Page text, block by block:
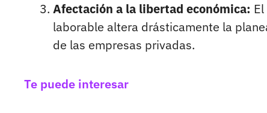
Afectación a la libertad económica:
laborable altera drásticamente la
de las empresas privadas.
Te puede interesar